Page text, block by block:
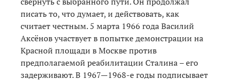
писать то, что думает, и действовать, как
считает честным. 5 марта 1966 года Василий
Аксёнов участвует в попытке демонстрации на
Красной площади в Москве против
предполагаемой реабилитации Сталина – его
задерживают. В 1967—1968-е годы подписывает